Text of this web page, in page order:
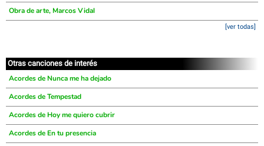
Obra de arte, Marcos Vidal
[ver todas]
Otras canciones de interés
Acordes de Nunca me ha dejado
Acordes de Tempestad
Acordes de Hoy me quiero cubrir
Acordes de En tu presencia